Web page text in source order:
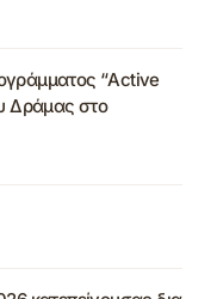
“Active
Δράμας στο